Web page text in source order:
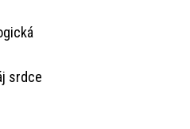
srdce